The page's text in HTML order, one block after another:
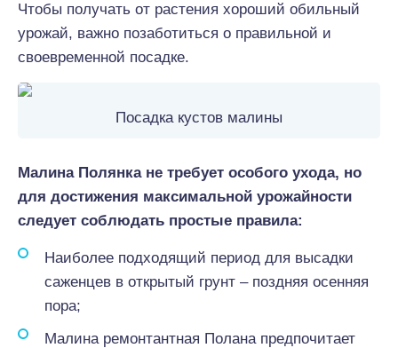
Чтобы получать от растения хороший обильный
урожай, важно позаботиться о правильной и
своевременной посадке.
Посадка кустов малины
Малина Полянка не требует особого ухода, но
для достижения максимальной урожайности
следует соблюдать простые правила:
Наиболее подходящий период для высадки
саженцев в открытый грунт – поздняя осенняя
пора;
Малина ремонтантная Полана предпочитает